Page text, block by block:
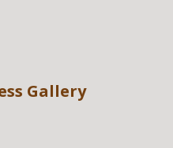
Gallery